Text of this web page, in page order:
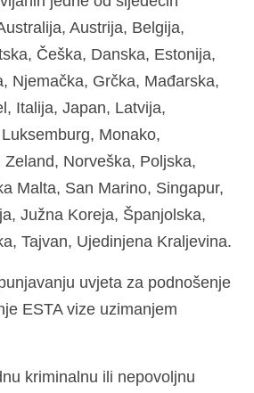
Austrija, Belgija,
Češka, Danska, Estonija,
Njemačka, Grčka, Mađarska,
Italija, Japan, Latvija,
Monako,
Norveška, Poljska,
Malta, San Marino, Singapur,
Južna Koreja, Španjolska,
Tajvan, Ujedinjena Kraljevina.
uvjeta za podnošenje
ESTA vize uzimanjem
kriminalnu ili nepovoljnu